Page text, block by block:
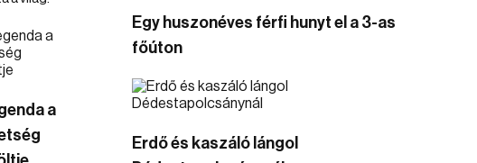
a
Egy huszonéves férfi hunyt el a 3-as
főúton
Erdő és kaszáló lángol